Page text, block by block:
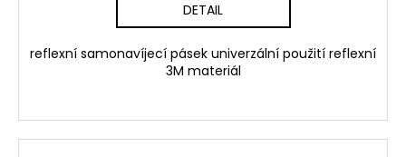
DETAIL
reflexní samonavíjecí pásek univerzální použití reflexní
3M materiál